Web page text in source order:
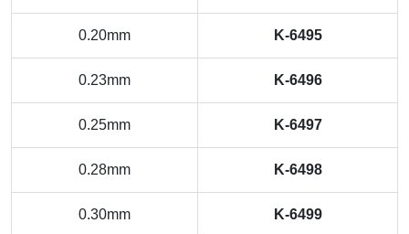
0.20mm K-6495
0.23mm K-6496
0.25mm K-6497
0.28mm K-6498
0.30mm K-6499